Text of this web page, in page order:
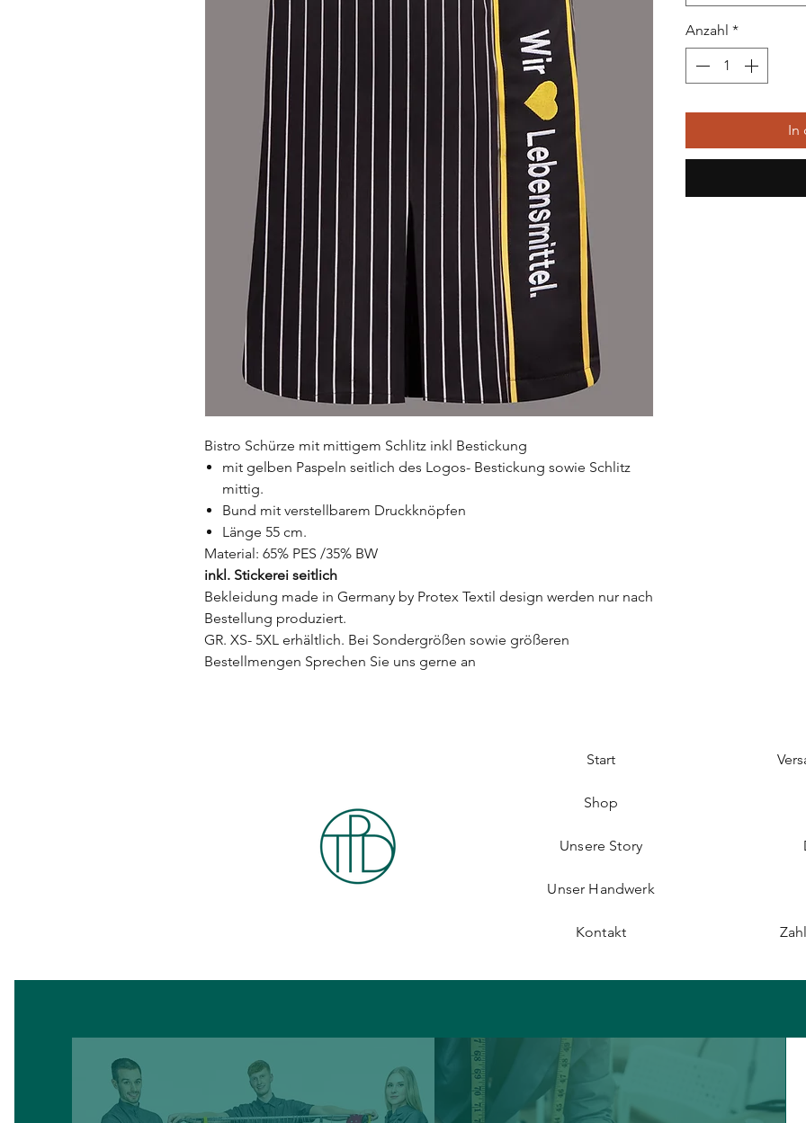
Bistro Schürze mit mittigem Schlitz inkl Bestickung
mit gelben Paspeln seitlich des Logos- Bestickung sowie Schlitz
mittig.
Bund mit verstellbarem Druckknöpfen
Länge 55 cm.
Material: 65% PES /35% BW
inkl. Stickerei seitlich
Bekleidung made in Germany by Protex Textil design werden nur nach
Bestellung produziert.
GR. XS- 5XL erhältlich. Bei Sondergrößen sowie größeren
Bestellmengen Sprechen Sie uns gerne an
Anzahl *
In
Start
Shop
Unsere Story
Unser Handwerk
Kontakt